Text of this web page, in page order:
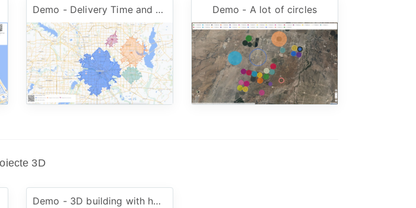
Demo - Delivery Time and Distance Demo - A lot of circles
3D
Demo - 3D building with holes